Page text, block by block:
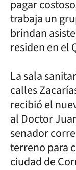
pagar
trabaja un
brindan
residen en el
La sala
calles
recibió el
al Doctor
senador
terreno para
ciudad de